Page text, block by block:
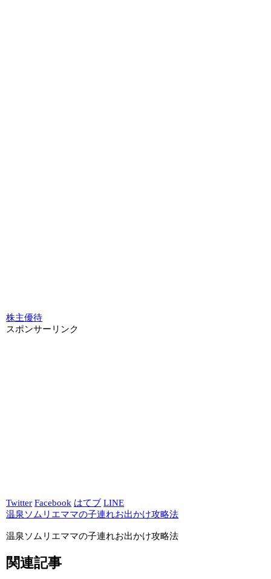
株主優待
スポンサーリンク
Twitter Facebook はてブ LINE
温泉ソムリエママの子連れお出かけ攻略法
温泉ソムリエママの子連れお出かけ攻略法
関連記事